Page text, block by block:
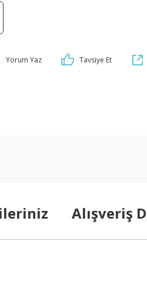
Yorum Yaz Tavsiye Et
Alışveriş